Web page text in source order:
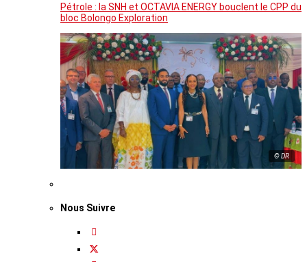
Pétrole : la SNH et OCTAVIA ENERGY bouclent le CPP du
bloc Bolongo Exploration
© DR
Nous Suivre